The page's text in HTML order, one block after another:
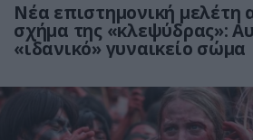
Νέα επιστημονική μελέτη
σχήμα της «κλεψύδρας»:
«ιδανικό» γυναικείο σώμα